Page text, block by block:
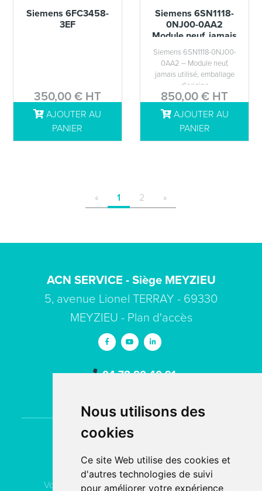
Nous utilisons des
cookies
Ce site Web utilise des cookies et
d'autres technologies de suivi
pour améliorer votre expérience
Siemens 6FC3458-
3EF
350,00 € HT
AJOUTER AU
PANIER
Siemens 6SN1118-
0NJ00-0AA2
Module neuf, jamais
utilisé, emballage
d’origine
Siemens 6SN1118-0NJ00-
0AA2 – Module neuf,
jamais utilisé, emballage
d’origine
850,00 € HT
AJOUTER AU
PANIER
« 1 2 »
ACN SERVICE - Siège MEYZIEU
5, avenue Lionel TERRAY - 69330
MEYZIEU - Plan d'accès
04 78 80 40 91
ACN Service
Vous pouvez contacter ACN Service à votre